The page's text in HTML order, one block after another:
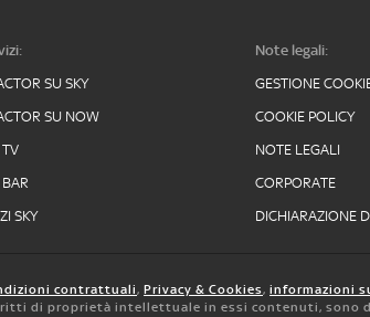
SU SKY
SU NOW
TV
BAR
SKY
Note legali:
GESTIONE
COOKIE POLICY
NOTE LEGALI
CORPORATE
DICHIARAZIONE
contrattuali, Privacy & Cookies, informazioni
di proprietà intellettuale in essi contenuti, sono